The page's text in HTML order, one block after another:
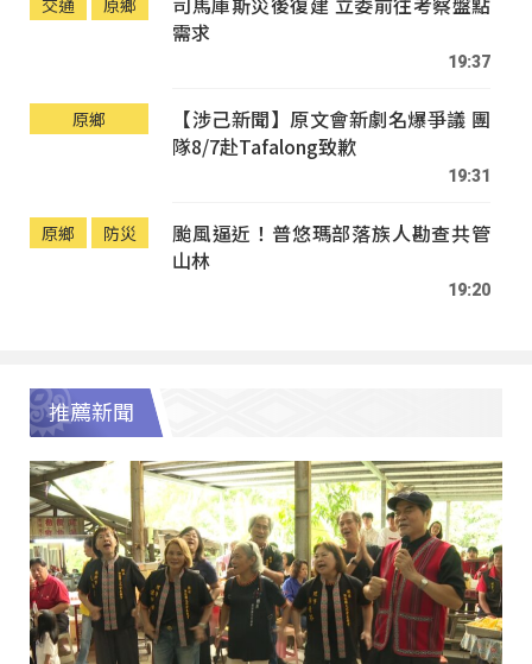
交通 原鄉
需求
19:37
原鄉
【涉己新聞】原文會新劇名爆爭議 團
隊8/7赴Tafalong致歉
19:31
原鄉 防災
颱風逼近！普悠瑪部落族人勘查共管
山林
19:20
推薦新聞